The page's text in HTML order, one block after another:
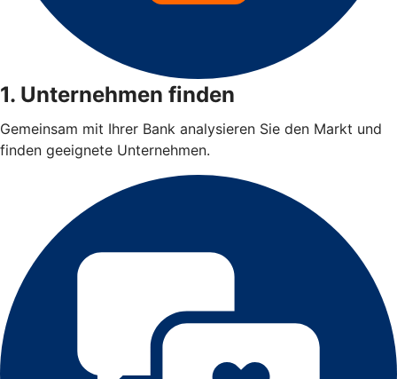
1. Unternehmen finden
Gemeinsam mit Ihrer Bank analysieren Sie den Markt und
finden geeignete Unternehmen.